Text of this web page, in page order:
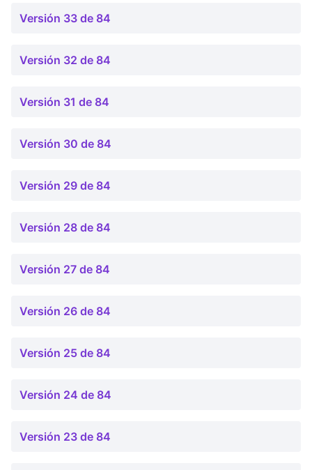
Versión 33 de 84
Versión 32 de 84
Versión 31 de 84
Versión 30 de 84
Versión 29 de 84
Versión 28 de 84
Versión 27 de 84
Versión 26 de 84
Versión 25 de 84
Versión 24 de 84
Versión 23 de 84